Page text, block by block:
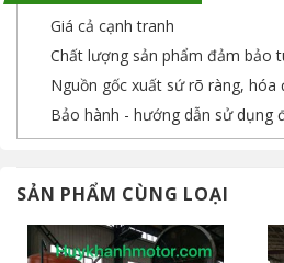
Giá cả cạnh tranh
Chất lượng sản phẩm đảm bảo
Nguồn gốc xuất sứ rõ ràng,
Bảo hành - hướng dẫn sử dụng
SẢN PHẨM CÙNG LOẠI